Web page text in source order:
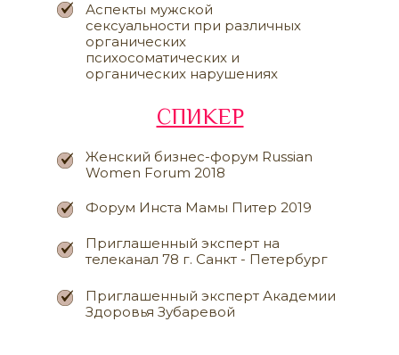
Аспекты мужской
сексуальности при различных
органических
психосоматических и
органических нарушениях
Приглашенный эксперт Академии
Здоровья Зубаревой
Приглашенный эксперт на
телеканал 78 г. Санкт - Петербург
Форум Инста Мамы Питер 2019
Женский бизнес-форум Russian
Women Forum 2018
СПИКЕР